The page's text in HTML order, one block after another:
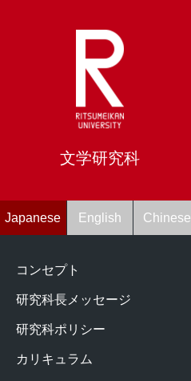
文学研究科
Japanese English Chinese
コンセプト
研究科長メッセージ
研究科ポリシー
カリキュラム